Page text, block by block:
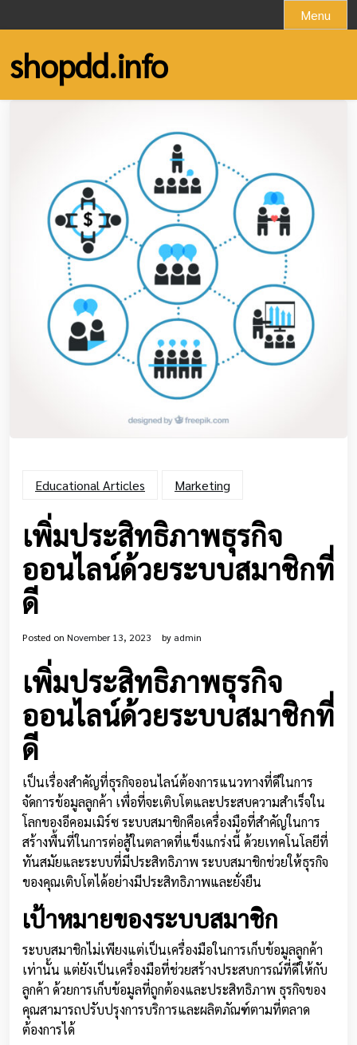
to
content
Menu
shopdd.info
Educational Articles Marketing
เพิ่มประสิทธิภาพธุรกิจ
ออนไลน์ด้วยระบบสมาชิกที่
ดี
Posted on November 13, 2023 by admin
เพิ่มประสิทธิภาพธุรกิจ
ออนไลน์ด้วยระบบสมาชิกที่
ดี
เป็นเรื่องสำคัญที่ธุรกิจออนไลน์ต้องการแนวทางที่ดีในการ
จัดการข้อมูลลูกค้า เพื่อที่จะเติบโตและประสบความสำเร็จใน
โลกของอีคอมเมิร์ซ ระบบสมาชิกคือเครื่องมือที่สำคัญในการ
สร้างพื้นที่ในการต่อสู้ในตลาดที่แข็งแกร่งนี้ ด้วยเทคโนโลยีที่
ทันสมัยและระบบที่มีประสิทธิภาพ ระบบสมาชิกช่วยให้ธุรกิจ
ของคุณเติบโตได้อย่างมีประสิทธิภาพและยั่งยืน
เป้าหมายของระบบสมาชิก
ระบบสมาชิกไม่เพียงแต่เป็นเครื่องมือในการเก็บข้อมูลลูกค้า
เท่านั้น แต่ยังเป็นเครื่องมือที่ช่วยสร้างประสบการณ์ที่ดีให้กับ
ลูกค้า ด้วยการเก็บข้อมูลที่ถูกต้องและประสิทธิภาพ ธุรกิจของ
คุณสามารถปรับปรุงการบริการและผลิตภัณฑ์ตามที่ตลาด
ต้องการได้